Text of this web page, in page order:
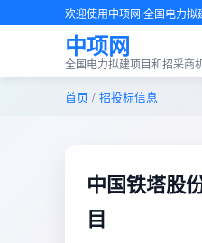
欢迎使用中项网·全国电力
中项网
全国电力拟建项目和招采商
首页 / 招投标信息
中国铁塔股
目